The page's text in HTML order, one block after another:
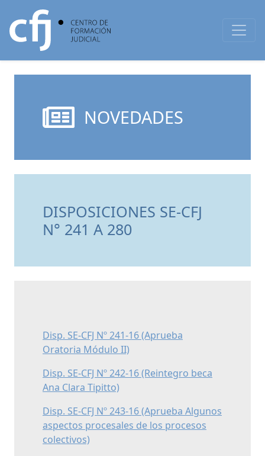
NOVEDADES
DISPOSICIONES SE-CFJ
N° 241 A 280
Disp. SE-CFJ Nº 241-16 (Aprueba
Oratoria Módulo II)
Disp. SE-CFJ Nº 242-16 (Reintegro beca
Ana Clara Tipitto)
Disp. SE-CFJ Nº 243-16 (Aprueba Algunos
aspectos procesales de los procesos
colectivos)